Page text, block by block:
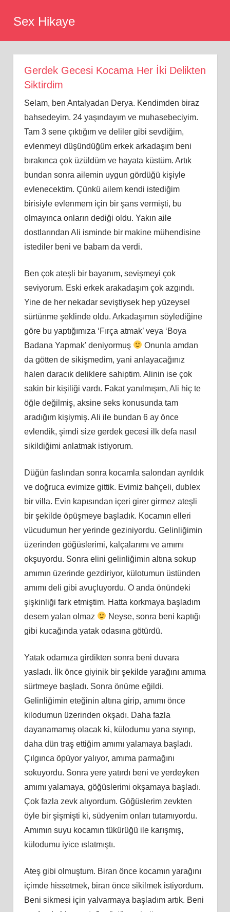
Sex Hikaye
Gerdek Gecesi Kocama Her İki Delikten
Siktirdim
Selam, ben Antalyadan Derya. Kendimden biraz
bahsedeyim. 24 yaşındayım ve muhasebeciyim.
Tam 3 sene çıktığım ve deliler gibi sevdiğim,
evlenmeyi düşündüğüm erkek arkadaşım beni
bırakınca çok üzüldüm ve hayata küstüm. Artık
bundan sonra ailemin uygun gördüğü kişiyle
evlenecektim. Çünkü ailem kendi istediğim
birisiyle evlenmem için bir şans vermişti, bu
olmayınca onların dediği oldu. Yakın aile
dostlarından Ali isminde bir makine mühendisine
istediler beni ve babam da verdi.
Ben çok ateşli bir bayanım, sevişmeyi çok
seviyorum. Eski erkek arakadaşım çok azgındı.
Yine de her nekadar seviştiysek hep yüzeysel
sürtünme şeklinde oldu. Arkadaşımın söylediğine
göre bu yaptığımıza ‘Fırça atmak’ veya ‘Boya
Badana Yapmak’ deniyormuş
Onunla amdan
da götten de sikişmedim, yani anlayacağınız
halen daracık deliklere sahiptim. Alinin ise çok
sakin bir kişiliği vardı. Fakat yanılmışım, Ali hiç te
öğle değilmiş, aksine seks konusunda tam
aradığım kişiymiş. Ali ile bundan 6 ay önce
evlendik, şimdi size gerdek gecesi ilk defa nasıl
sikildiğimi anlatmak istiyorum.
Düğün faslından sonra kocamla salondan ayrıldık
ve doğruca evimize gittik. Evimiz bahçeli, dublex
bir villa. Evin kapısından içeri girer girmez ateşli
bir şekilde öpüşmeye başladık. Kocamın elleri
vücudumun her yerinde geziniyordu. Gelinliğimin
üzerinden göğüslerimi, kalçalarımı ve amımı
okşuyordu. Sonra elini gelinliğimin altına sokup
amımın üzerinde gezdiriyor, külotumun üstünden
amımı deli gibi avuçluyordu. O anda önündeki
şişkinliği fark etmiştim. Hatta korkmaya başladım
desem yalan olmaz
Neyse, sonra beni kaptığı
gibi kucağında yatak odasına götürdü.
Yatak odamıza girdikten sonra beni duvara
yasladı. İlk önce giyinik bir şekilde yarağını amıma
sürtmeye başladı. Sonra önüme eğildi.
Gelinliğimin eteğinin altına girip, amımı önce
kilodumun üzerinden okşadı. Daha fazla
dayanamamış olacak ki, külodumu yana sıyırıp,
daha dün traş ettiğim amımı yalamaya başladı.
Çılgınca öpüyor yalıyor, amıma parmağını
sokuyordu. Sonra yere yatırdı beni ve yerdeyken
amımı yalamaya, göğüslerimi okşamaya başladı.
Çok fazla zevk alıyordum. Göğüslerim zevkten
öyle bir şişmişti ki, südyenim onları tutamıyordu.
Amımın suyu kocamın tükürüğü ile karışmış,
külodumu iyice ıslatmıştı.
Ateş gibi olmuştum. Biran önce kocamın yarağını
içimde hissetmek, biran önce sikilmek istiyordum.
Beni sikmesi için yalvarmaya başladım artık. Beni